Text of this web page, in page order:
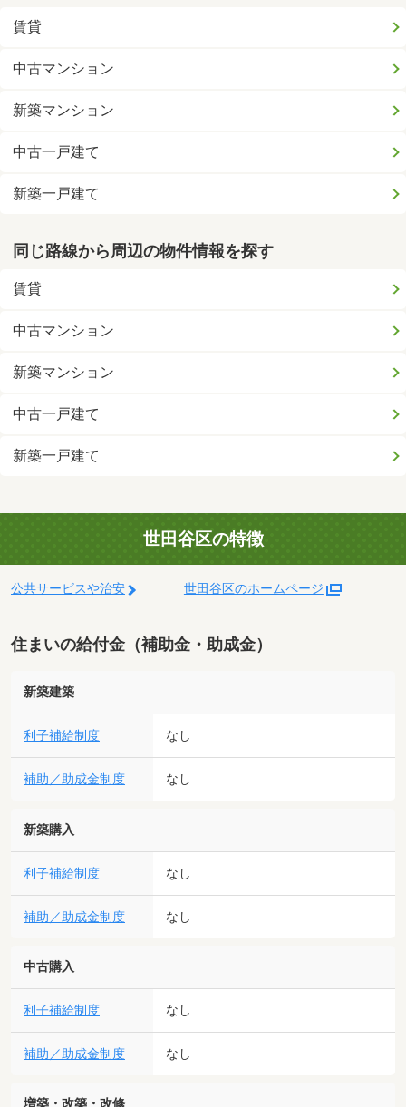
賃貸
中古マンション
新築マンション
中古一戸建て
新築一戸建て
同じ路線から周辺の物件情報を探す
賃貸
中古マンション
新築マンション
中古一戸建て
新築一戸建て
世田谷区の特徴
公共サービスや治安 世田谷区のホームページ
住まいの給付金（補助金・助成金）
新築建築
利子補給制度 なし
補助／助成金制度 なし
新築購入
利子補給制度 なし
補助／助成金制度 なし
中古購入
利子補給制度 なし
補助／助成金制度 なし